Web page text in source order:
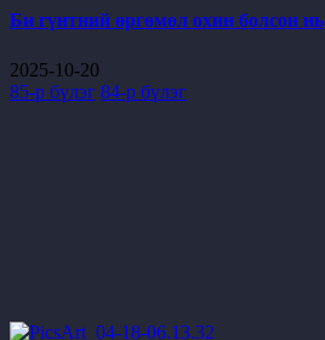
Би гүнтний өргөмөл охин болсон нь
2025-10-20
85-р бүлэг 84-р бүлэг